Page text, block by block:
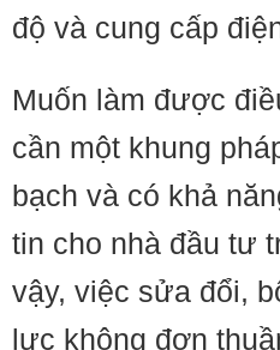
độ và cung cấp
Muốn làm được
cần một khung
bạch và có khả
tin cho nhà đầu tư
vậy, việc sửa đổi,
lực không đơn